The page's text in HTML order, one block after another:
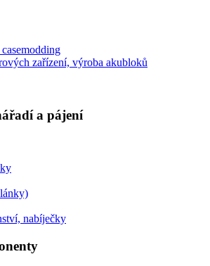
zařízení, výroba akubloků
a pájení
nabíječky